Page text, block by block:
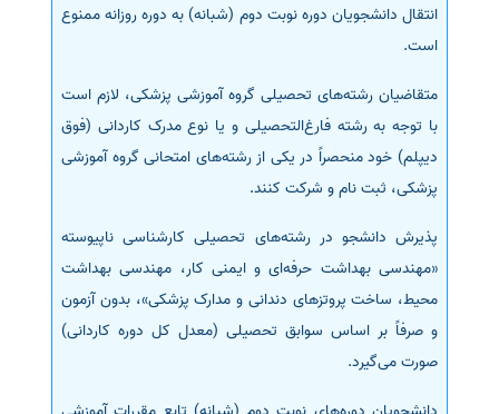
انتقال دانشجویان دوره نوبت دوم (شبانه) به دوره روزانه ممنوع
است.
متقاضیان رشته‌های تحصیلی گروه آموزشی پزشکی، لازم است
با توجه به رشته فارغ‌التحصیلی و یا نوع مدرک کاردانی (فوق
دیپلم) خود منحصراً در یکی از رشته‌های امتحانی گروه آموزشی
پزشکی، ثبت نام و شرکت کنند.
پذیرش دانشجو در رشته‌های تحصیلی کارشناسی ناپیوسته
«مهندسی بهداشت حرفه‌ای و ایمنی کار، مهندسی بهداشت
محیط، ساخت پروتزهای دندانی و مدارک پزشکی»، بدون آزمون
و صرفاً بر اساس سوابق تحصیلی (معدل کل دوره کاردانی)
صورت می‌گیرد.